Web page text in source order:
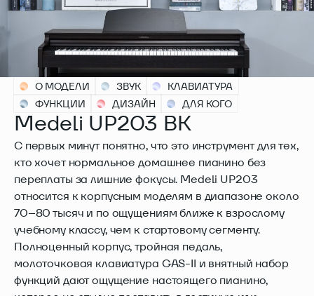
О МОДЕЛИ ЗВУК
КЛАВИАТУРА
ФУНКЦИИ
ДИЗАЙН ДЛЯ КОГО
Medeli UP203 BK
С первых минут понятно, что это инструмент для тех,
кто хочет нормальное домашнее пианино без
переплаты за лишние фокусы. Medeli UP203
относится к корпусным моделям в диапазоне около
70–80 тысяч и по ощущениям ближе к взрослому
учебному классу, чем к стартовому сегменту.
Полноценный корпус, тройная педаль,
молоточковая клавиатура GAS-II и внятный набор
функций дают ощущение настоящего пианино,